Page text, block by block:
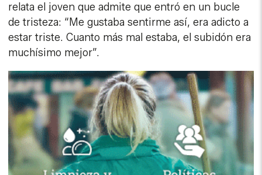
relata el joven que admite que entró en un bucle
de tristeza: “Me gustaba sentirme así, era adicto a
estar triste. Cuanto más mal estaba, el subidón era
muchísimo mejor”.